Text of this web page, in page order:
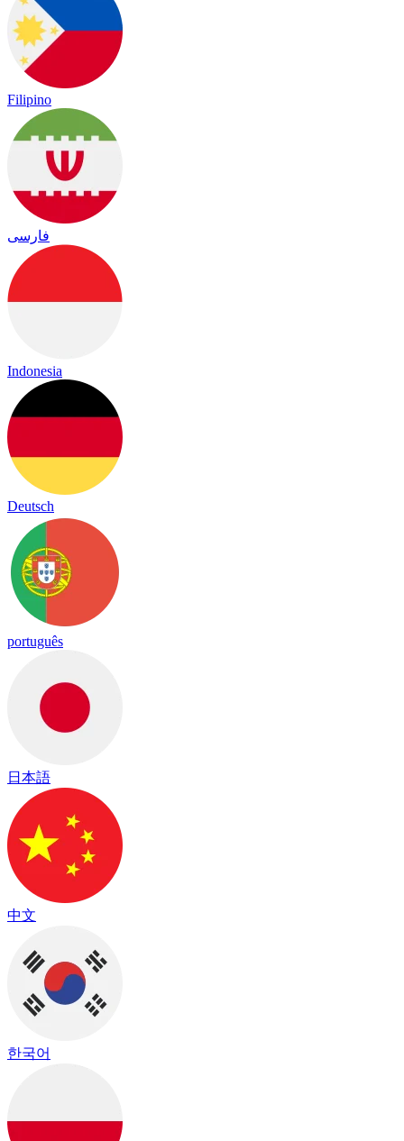
Filipino
فارسی
Indonesia
Deutsch
português
日本語
中文
한국어